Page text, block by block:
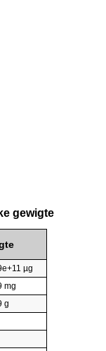
gewigte
µg
mg
g